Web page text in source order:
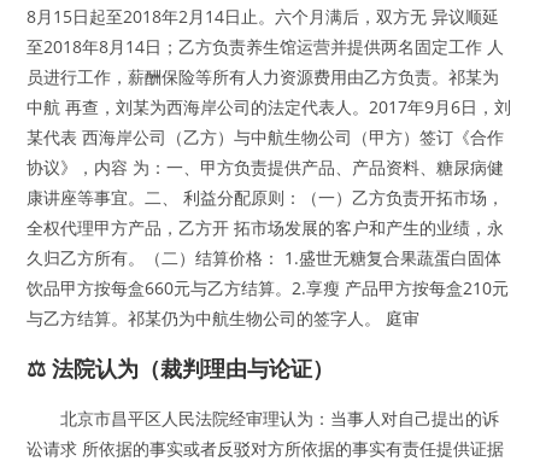
8月15日起至2018年2月14日止。六个月满后，双方无 异议顺延
至2018年8月14日；乙方负责养生馆运营并提供两名固定工作 人
员进行工作，薪酬保险等所有人力资源费用由乙方负责。祁某为
中航 再查，刘某为西海岸公司的法定代表人。2017年9月6日，刘
某代表 西海岸公司（乙方）与中航生物公司（甲方）签订《合作
协议》，内容 为：一、甲方负责提供产品、产品资料、糖尿病健
康讲座等事宜。二、 利益分配原则：（一）乙方负责开拓市场，
全权代理甲方产品，乙方开 拓市场发展的客户和产生的业绩，永
久归乙方所有。（二）结算价格： 1.盛世无糖复合果蔬蛋白固体
饮品甲方按每盒660元与乙方结算。2.享瘦 产品甲方按每盒210元
与乙方结算。祁某仍为中航生物公司的签字人。 庭审
⚖️ 法院认为（裁判理由与论证）
北京市昌平区人民法院经审理认为：当事人对自己提出的诉
讼请求 所依据的事实或者反驳对方所依据的事实有责任提供证据